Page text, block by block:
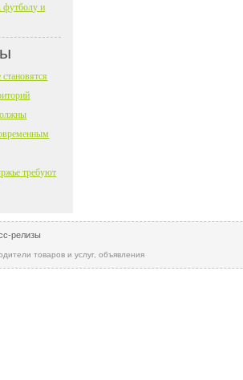
футболу и
требуют
релизы
товаров и услуг, объявления